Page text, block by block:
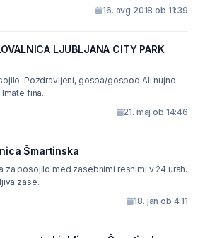
16. avg 2018 ob 11:39
LJUBLJANA CITY PARK
Ali nujno
fina...
21. maj ob 14:46
Šmartinska
za posojilo med zasebnimi resnimi v 24 urah.
zase...
18. jan ob 4:11